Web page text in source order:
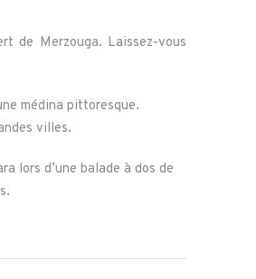
de Merzouga. Laissez-vous
médina pittoresque.
villes.
lors d’une balade à dos de